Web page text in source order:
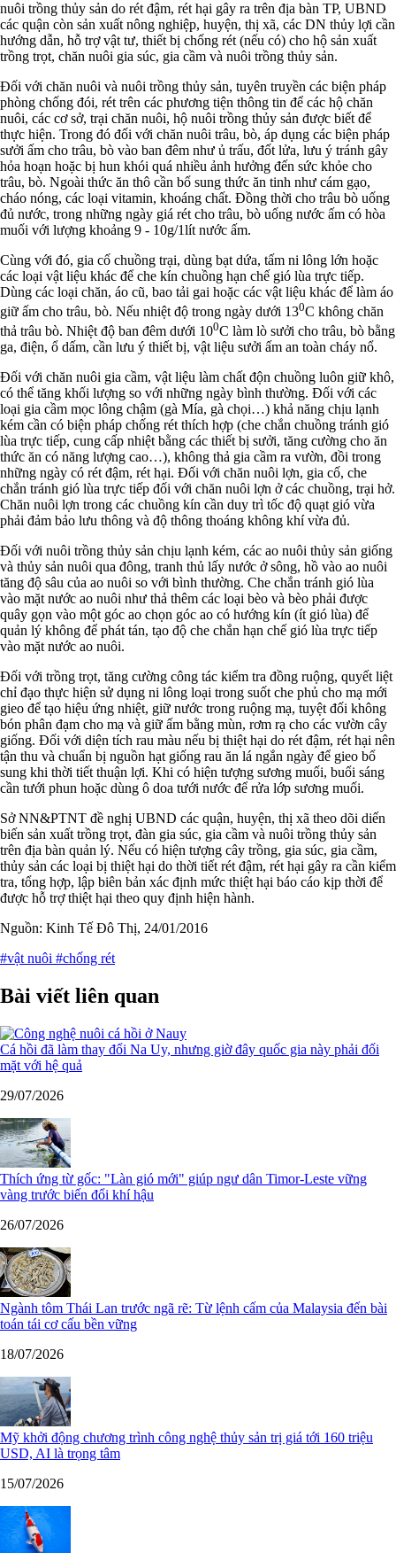
nuôi trồng thủy sản do rét đậm, rét hại gây ra trên địa bàn TP, UBND
các quận còn sản xuất nông nghiệp, huyện, thị xã, các DN thủy lợi cần
hướng dẫn, hỗ trợ vật tư, thiết bị chống rét (nếu có) cho hộ sản xuất
trồng trọt, chăn nuôi gia súc, gia cầm và nuôi trồng thủy sản.
Đối với chăn nuôi và nuôi trồng thủy sản, tuyên truyền các biện pháp
phòng chống đói, rét trên các phương tiện thông tin để các hộ chăn
nuôi, các cơ sở, trại chăn nuôi, hộ nuôi trồng thủy sản được biết để
thực hiện. Trong đó đối với chăn nuôi trâu, bò, áp dụng các biện pháp
sưởi ấm cho trâu, bò vào ban đêm như ủ trấu, đốt lửa, lưu ý tránh gây
hỏa hoạn hoặc bị hun khói quá nhiều ảnh hưởng đến sức khỏe cho
trâu, bò. Ngoài thức ăn thô cần bổ sung thức ăn tinh như cám gạo,
cháo nóng, các loại vitamin, khoáng chất. Đồng thời cho trâu bò uống
đủ nước, trong những ngày giá rét cho trâu, bò uống nước ấm có hòa
muối với lượng khoảng 9 - 10g/1lít nước ấm.
Cùng với đó, gia cố chuồng trại, dùng bạt dứa, tấm ni lông lớn hoặc
các loại vật liệu khác để che kín chuồng hạn chế gió lùa trực tiếp.
Dùng các loại chăn, áo cũ, bao tải gai hoặc các vật liệu khác để làm áo
giữ ấm cho trâu, bò. Nếu nhiệt độ trong ngày dưới 130C không chăn
thả trâu bò. Nhiệt độ ban đêm dưới 100C làm lò sưởi cho trâu, bò bằng
ga, điện, ổ dấm, cần lưu ý thiết bị, vật liệu sưởi ấm an toàn cháy nổ.
Đối với chăn nuôi gia cầm, vật liệu làm chất độn chuồng luôn giữ khô,
có thể tăng khối lượng so với những ngày bình thường. Đối với các
loại gia cầm mọc lông chậm (gà Mía, gà chọi…) khả năng chịu lạnh
kém cần có biện pháp chống rét thích hợp (che chắn chuồng tránh gió
lùa trực tiếp, cung cấp nhiệt bằng các thiết bị sưởi, tăng cường cho ăn
thức ăn có năng lượng cao…), không thả gia cầm ra vườn, đồi trong
những ngày có rét đậm, rét hại. Đối với chăn nuôi lợn, gia cố, che
chắn tránh gió lùa trực tiếp đối với chăn nuôi lợn ở các chuồng, trại hở.
Chăn nuôi lợn trong các chuồng kín cần duy trì tốc độ quạt gió vừa
phải đảm bảo lưu thông và độ thông thoáng không khí vừa đủ.
Đối với nuôi trồng thủy sản chịu lạnh kém, các ao nuôi thủy sản giống
và thủy sản nuôi qua đông, tranh thủ lấy nước ở sông, hồ vào ao nuôi
tăng độ sâu của ao nuôi so với bình thường. Che chắn tránh gió lùa
vào mặt nước ao nuôi như thả thêm các loại bèo và bèo phải được
quây gọn vào một góc ao chọn góc ao có hướng kín (ít gió lùa) để
quản lý không để phát tán, tạo độ che chắn hạn chế gió lùa trực tiếp
vào mặt nước ao nuôi.
Đối với trồng trọt, tăng cường công tác kiểm tra đồng ruộng, quyết liệt
chỉ đạo thực hiện sử dụng ni lông loại trong suốt che phủ cho mạ mới
gieo để tạo hiệu ứng nhiệt, giữ nước trong ruộng mạ, tuyệt đối không
bón phân đạm cho mạ và giữ ấm bằng mùn, rơm rạ cho các vườn cây
giống. Đối với diện tích rau màu nếu bị thiệt hại do rét đậm, rét hại nên
tận thu và chuẩn bị nguồn hạt giống rau ăn lá ngắn ngày để gieo bổ
sung khi thời tiết thuận lợi. Khi có hiện tượng sương muối, buổi sáng
cần tưới phun hoặc dùng ô doa tưới nước để rửa lớp sương muối.
Sở NN&PTNT đề nghị UBND các quận, huyện, thị xã theo dõi diến
biến sản xuất trồng trọt, đàn gia súc, gia cầm và nuôi trồng thủy sản
trên địa bàn quản lý. Nếu có hiện tượng cây trồng, gia súc, gia cầm,
thủy sản các loại bị thiệt hại do thời tiết rét đậm, rét hại gây ra cần kiểm
tra, tổng hợp, lập biên bản xác định mức thiệt hại báo cáo kịp thời để
được hỗ trợ thiệt hại theo quy định hiện hành.
Nguồn: Kinh Tế Đô Thị, 24/01/2016
#vật nuôi #chống rét
Bài viết liên quan
Cá hồi đã làm thay đổi Na Uy, nhưng giờ đây quốc gia này phải đối
mặt với hệ quả
29/07/2026
Thích ứng từ gốc: "Làn gió mới" giúp ngư dân Timor-Leste vững
vàng trước biến đổi khí hậu
26/07/2026
Ngành tôm Thái Lan trước ngã rẽ: Từ lệnh cấm của Malaysia đến bài
toán tái cơ cấu bền vững
18/07/2026
Mỹ khởi động chương trình công nghệ thủy sản trị giá tới 160 triệu
USD, AI là trọng tâm
15/07/2026